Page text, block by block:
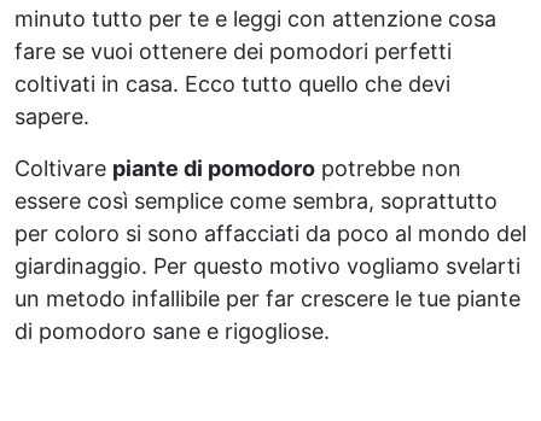
minuto tutto per te e leggi con attenzione cosa
fare se vuoi ottenere dei pomodori perfetti
coltivati in casa. Ecco tutto quello che devi
sapere.
Coltivare piante di pomodoro potrebbe non
essere così semplice come sembra, soprattutto
per coloro si sono affacciati da poco al mondo del
giardinaggio. Per questo motivo vogliamo svelarti
un metodo infallibile per far crescere le tue piante
di pomodoro sane e rigogliose.